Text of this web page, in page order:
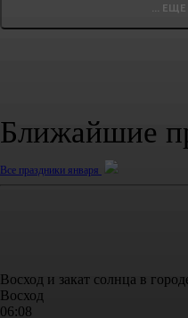
...
Ближайшие
Все праздники января
Восход и закат солнца в
Восход
06:08